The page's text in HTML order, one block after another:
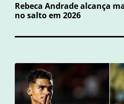
Rebeca Andrade alcança
no salto em 2026